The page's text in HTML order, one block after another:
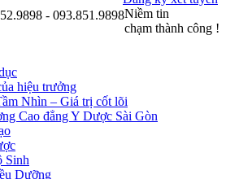
Niềm tin
chạm thành công !
- 093.851.9898
hiệu trưởng
Nhìn – Giá trị cốt lõi
Cao đẳng Y Dược Sài Gòn
Sinh
Dưỡng